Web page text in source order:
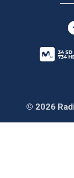
© 2026